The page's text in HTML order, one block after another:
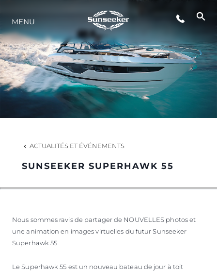
STYLE DE VIE
L'INNOVATION
LA SOCIÉTÉ
NOTRE ÉQUIPE
MENU
ACTUALITÉS ET ÉVÉNEMENTS
SUNSEEKER SUPERHAWK 55
Nous sommes ravis de partager de NOUVELLES photos et
une animation en images virtuelles du futur Sunseeker
Superhawk 55.
Le Superhawk 55 est un nouveau bateau de jour à toit